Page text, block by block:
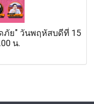
ย" วันพฤหัสบดีที่ 15
น.